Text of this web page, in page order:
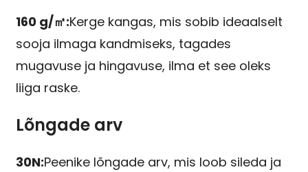
160 g/㎡:Kerge kangas, mis sobib ideaalselt
sooja ilmaga kandmiseks, tagades
mugavuse ja hingavuse, ilma et see oleks
liiga raske.
Lõngade arv
30N:Peenike lõngade arv, mis loob sileda ja